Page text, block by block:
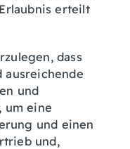
erteilt
dass
und
um eine
und einen
und,